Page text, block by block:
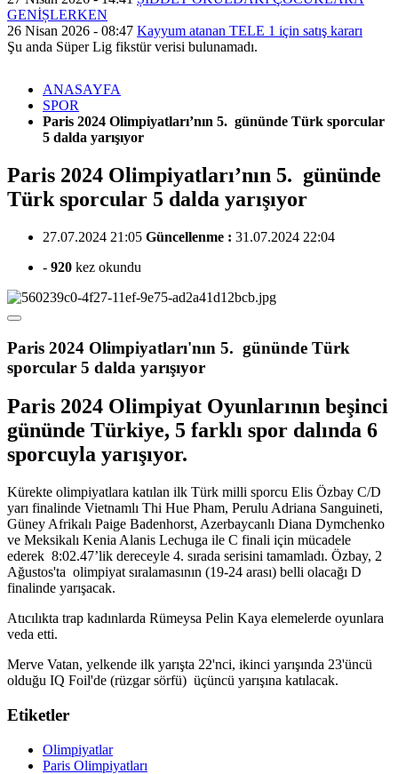
GENİȘLERKEN
26 Nisan 2026 - 08:47 Kayyum atanan TELE 1 için satış kararı
Şu anda Süper Lig fikstür verisi bulunamadı.
ANASAYFA
SPOR
Paris 2024 Olimpiyatları’nın 5. gününde Türk sporcular
5 dalda yarışıyor
Paris 2024 Olimpiyatları’nın 5. gününde
Türk sporcular 5 dalda yarışıyor
27.07.2024 21:05 Güncellenme : 31.07.2024 22:04
- 920 kez okundu
Paris 2024 Olimpiyatları'nın 5. gününde Türk
sporcular 5 dalda yarışıyor
Paris 2024 Olimpiyat Oyunlarının beşinci
gününde Türkiye, 5 farklı spor dalında 6
sporcuyla yarışıyor.
Kürekte olimpiyatlara katılan ilk Türk milli sporcu Elis Özbay C/D
yarı finalinde Vietnamlı Thi Hue Pham, Perulu Adriana Sanguineti,
Güney Afrikalı Paige Badenhorst, Azerbaycanlı Diana Dymchenko
ve Meksikalı Kenia Alanis Lechuga ile C finali için mücadele
ederek 8:02.47’lik dereceyle 4. sırada serisini tamamladı. Özbay, 2
Ağustos'ta olimpiyat sıralamasının (19-24 arası) belli olacağı D
finalinde yarışacak.
Atıcılıkta trap kadınlarda Rümeysa Pelin Kaya elemelerde oyunlara
veda etti.
Merve Vatan, yelkende ilk yarışta 22'nci, ikinci yarışında 23'üncü
olduğu IQ Foil'de (rüzgar sörfü) üçüncü yarışına katılacak.
Etiketler
Olimpiyatlar
Paris Olimpiyatları